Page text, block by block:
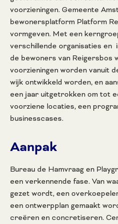
voorzieningen. Gemeente
bewonersplatform Platform
vormgeven. Met een
verschillende organisaties en
de bewoners van Reigersbos
voorzieningen worden vanuit
wijk ontwikkeld worden, en
een jaar uitgetrokken om tot
voorziene locaties, een
businesscases.
Aanpak
Bureau de Hamvraag en
een verkennende fase. Van
gezet wordt, een
een ontwerpplan gemaakt
creëren en concretiseren.